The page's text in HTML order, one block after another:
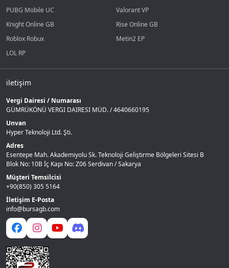
PUBG Mobile UC
Valorant VP
Knight Online GB
Rise Online GB
Roblox Robux
Metin2 EP
LOL RP
iletişim
Vergi Dairesi / Numarası
GÜMRÜKÖNÜ VERGI DAIRESI MÜD. / 4640660195
Unvan
Hyper Teknoloji Ltd. Şti.
Adres
Esentepe Mah. Akademiyolu Sk. Teknoloji Geliştirme Bölgeleri Sitesi B
Blok No: 10B İç Kapı No: Z06 Serdivan / Sakarya
Müşteri Temsilcisi
+90(850) 305 5164
İletişim E-Posta
info@bursagb.com